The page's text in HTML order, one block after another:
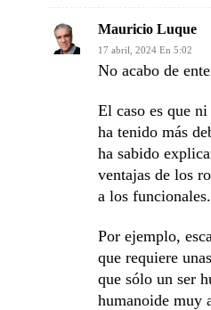
Mauricio Luque
17 abril, 2024 En 5:02
No acabo de
El caso es que
ha tenido más
ha sabido
ventajas de los
a los funcionales.
Por ejemplo,
que requiere
que sólo un ser
humanoide muy